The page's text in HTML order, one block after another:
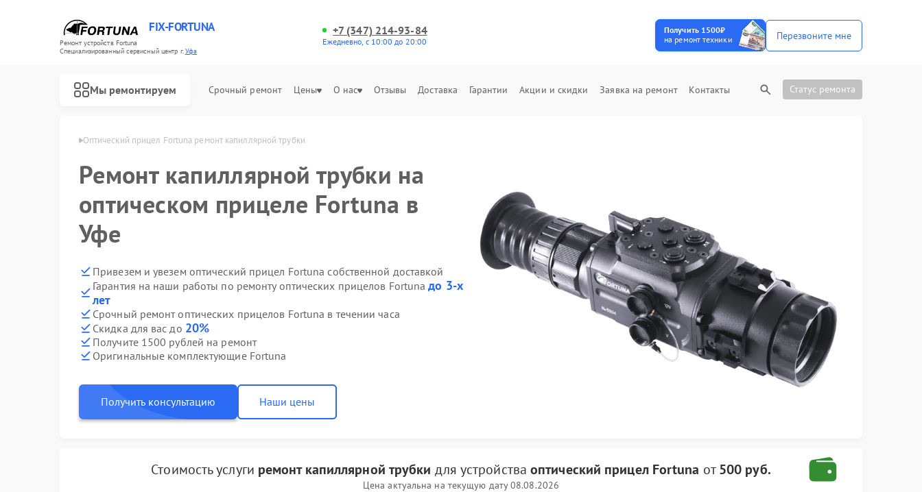
FIX-FORTUNA
Ремонт устройств Fortuna
Специализированный cервисный центр г.Уфа
+7 (347) 214-93-84
Ежедневно, с 10:00 до 20:00
Получить 1500₽
на ремонт техники
Перезвоните мне
Мы ремонтируем Срочный ремонт Цены О нас Отзывы Доставка Гарантии Акции и скидки Заявка на ремонт Контакты Статус ремонта
Оптический прицел Fortuna ремонт капиллярной трубки
Ремонт капиллярной трубки на
оптическом прицеле Fortuna в
Уфе
Привезем и увезем оптический прицел Fortuna собственной доставкой
Гарантия на наши работы по ремонту оптических прицелов Fortunaдо 3-х
лет
Срочный ремонт оптических прицелов Fortuna в течении часа
Скидка для вас до 20%
Получите 1500 рублей на ремонт
Оригинальные комплектующие Fortuna
Получить консультацию Наши цены
Стоимость услуги ремонт капиллярной трубки для устройстваоптический прицел Fortuna от500 руб.
Цена актуальна на текущую дату 08.08.2026